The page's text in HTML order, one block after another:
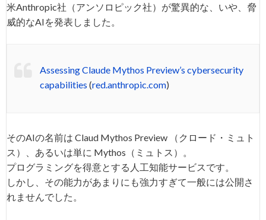
米Anthropic社（アンソロピック社）が驚異的な、いや、脅
威的なAIを発表しました。
Assessing Claude Mythos Preview’s cybersecurity
capabilities (red.anthropic.com)
そのAIの名前は Claud Mythos Preview （クロード・ミュト
ス）、あるいは単に Mythos（ミュトス）。
プログラミングを得意とする人工知能サービスです。
しかし、その能力があまりにも強力すぎて一般には公開さ
れませんでした。